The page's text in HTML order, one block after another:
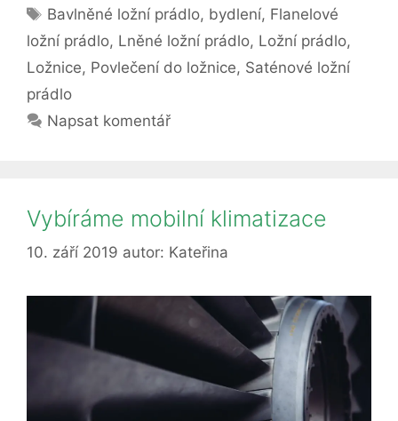
povlečení
do
ložnice
Štítky
Bavlněné ložní prádlo, bydlení, Flanelové
ložní prádlo, Lněné ložní prádlo, Ložní prádlo,
Ložnice, Povlečení do ložnice, Saténové ložní
prádlo
Napsat komentář
Vybíráme mobilní klimatizace
10. září 2019 autor: Kateřina